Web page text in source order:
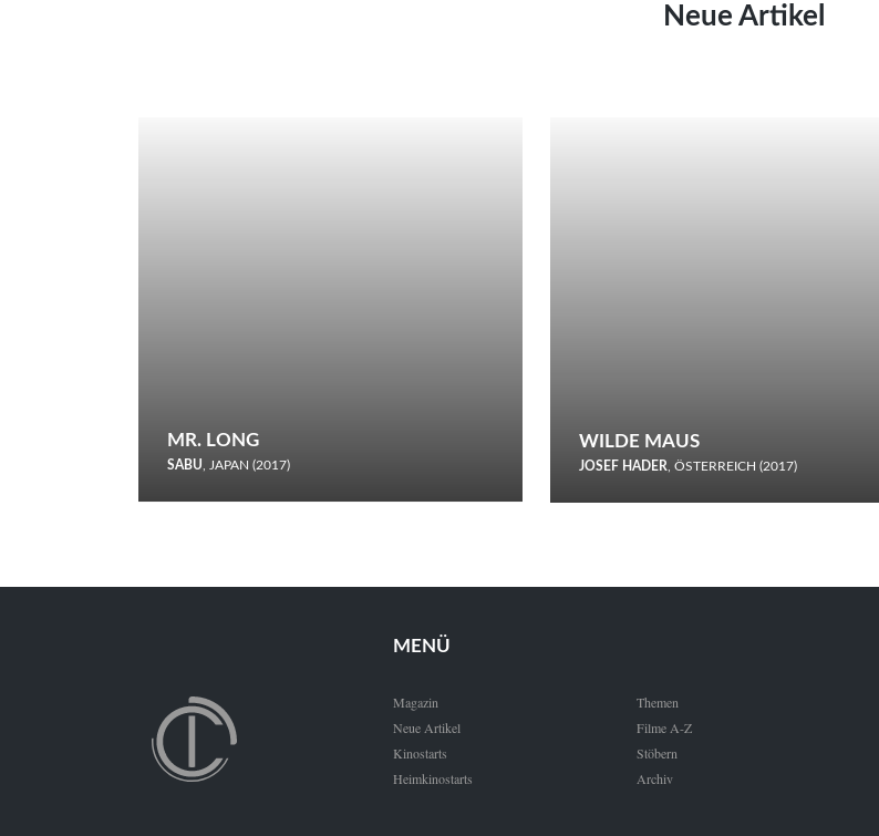
Neue Artikel
MR. LONG
SABU, JAPAN (2017)
den Wettbewerb.
WILDE MAUS
JOSEF HADER, ÖSTERREICH (2017)
Schnee.
MENÜ
Magazin
Neue Artikel
Kinostarts
Heimkinostarts
Themen
Filme A-Z
Stöbern
Archiv